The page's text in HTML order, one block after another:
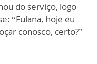
do serviço, logo
“Fulana, hoje eu
conosco, certo?”